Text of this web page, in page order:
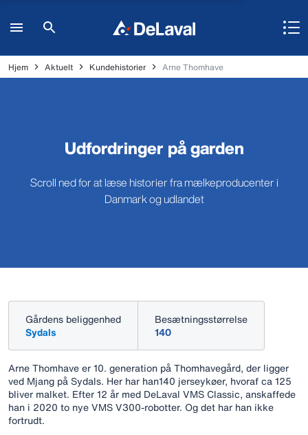
Hjem Aktuelt Kundehistorier Arne Thomhave
Udfordringer på garden
Scroll ned for at læse historier fra mælkeproducenter i
Danmark og udlandet
Gårdens beliggenhed
Sydals
Besætningsstørrelse
140
Arne Thomhave er 10. generation på Thomhavegård, der ligger
ved Mjang på Sydals. Her har han140 jerseykøer, hvoraf ca 125
bliver malket. Efter 12 år med DeLaval VMS Classic, anskaffede
han i 2020 to nye VMS V300-robotter. Og det har han ikke
fortrudt.